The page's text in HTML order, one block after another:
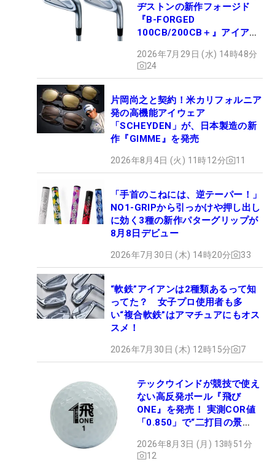
ヂストンの新作フォージド
『B-FORGED
100CB/200CB＋』アイアン
2026年7月29日 (水) 14時48分
24
片岡尚之と契約！米カリフォルニア
発の高機能アイウェア
「SCHEYDEN」が、日本製造の新
作『GIMME』を発売
2026年8月4日 (火) 11時12分 11
「手首のこねには、逆テーパー！」
NO1-GRIPから引っかけや押し出し
に効く3種の新作パターグリップが
8月8日デビュー
2026年7月30日 (木) 14時20分 33
“軟鉄”アイアンは2種類あるって知
ってた？ 女子プロ使用者も多
い“複合軟鉄”はアマチュアにもオス
スメ！
2026年7月30日 (木) 12時15分 7
テックウインドが競技で使え
ない高反発ボール『飛び
ONE』を発売！ 実測COR値
「0.850」で“二打目の景
2026年8月3日 (月) 13時51分
12